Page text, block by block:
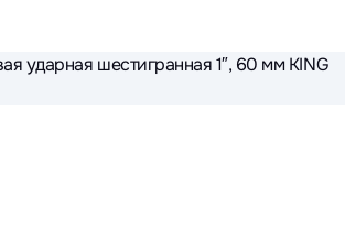
Строительное